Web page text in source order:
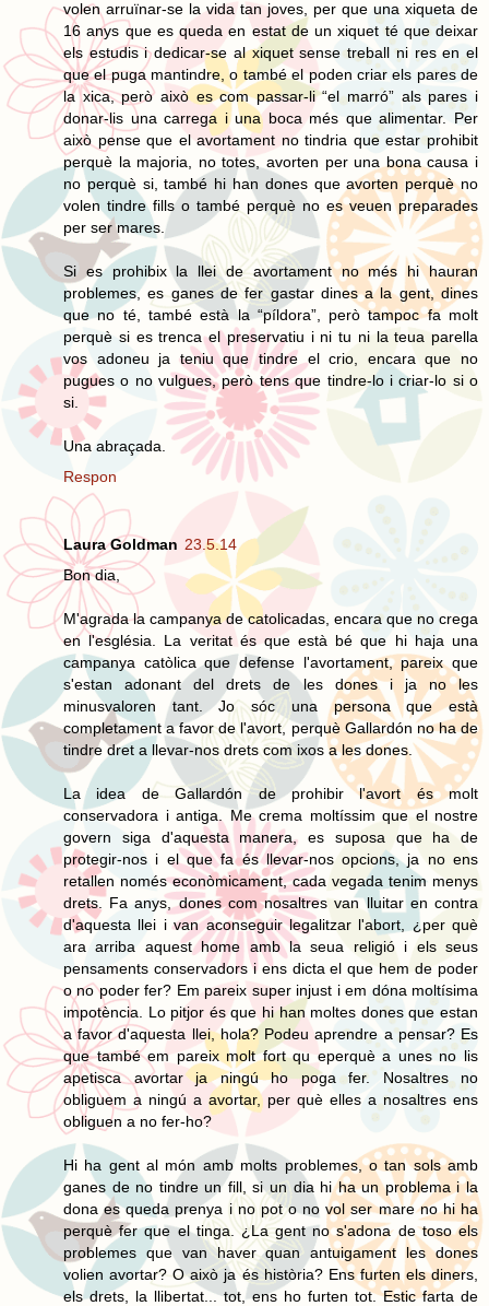
volen arruïnar-se la vida tan joves, per que una xiqueta de
16 anys que es queda en estat de un xiquet té que deixar
els estudis i dedicar-se al xiquet sense treball ni res en el
que el puga mantindre, o també el poden criar els pares de
la xica, però això es com passar-li “el marró” als pares i
donar-lis una carrega i una boca més que alimentar. Per
això pense que el avortament no tindria que estar prohibit
perquè la majoria, no totes, avorten per una bona causa i
no perquè si, també hi han dones que avorten perquè no
volen tindre fills o també perquè no es veuen preparades
per ser mares.
Si es prohibix la llei de avortament no més hi hauran
problemes, es ganes de fer gastar dines a la gent, dines
que no té, també està la “píldora”, però tampoc fa molt
perquè si es trenca el preservatiu i ni tu ni la teua parella
vos adoneu ja teniu que tindre el crio, encara que no
pugues o no vulgues, però tens que tindre-lo i criar-lo si o
si.
Una abraçada.
Respon
Laura Goldman 23.5.14
Bon dia,
M'agrada la campanya de catolicadas, encara que no crega
en l'església. La veritat és que està bé que hi haja una
campanya catòlica que defense l'avortament, pareix que
s'estan adonant del drets de les dones i ja no les
minusvaloren tant. Jo sóc una persona que està
completament a favor de l'avort, perquè Gallardón no ha de
tindre dret a llevar-nos drets com ixos a les dones.
La idea de Gallardón de prohibir l'avort és molt
conservadora i antiga. Me crema moltíssim que el nostre
govern siga d'aquesta manera, es suposa que ha de
protegir-nos i el que fa és llevar-nos opcions, ja no ens
retallen només econòmicament, cada vegada tenim menys
drets. Fa anys, dones com nosaltres van lluitar en contra
d'aquesta llei i van aconseguir legalitzar l'abort, ¿per què
ara arriba aquest home amb la seua religió i els seus
pensaments conservadors i ens dicta el que hem de poder
o no poder fer? Em pareix super injust i em dóna moltísima
impotència. Lo pitjor és que hi han moltes dones que estan
a favor d'aquesta llei, hola? Podeu aprendre a pensar? Es
que també em pareix molt fort qu eperquè a unes no lis
apetisca avortar ja ningú ho poga fer. Nosaltres no
obliguem a ningú a avortar, per què elles a nosaltres ens
obliguen a no fer-ho?
Hi ha gent al món amb molts problemes, o tan sols amb
ganes de no tindre un fill, si un dia hi ha un problema i la
dona es queda prenya i no pot o no vol ser mare no hi ha
perquè fer que el tinga. ¿La gent no s'adona de toso els
problemes que van haver quan antuigament les dones
volien avortar? O això ja és història? Ens furten els diners,
els drets, la llibertat... tot, ens ho furten tot. Estic farta de